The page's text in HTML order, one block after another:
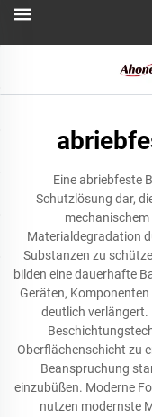
Eine abriebfeste
Schutzlösung dar,
Materialdegradation
Substanzen zu
bilden eine dauerhafte
Geräten,
deutlich verlängert.
Oberflächenschicht zu
Beanspruchung
einzubüßen. Moderne
nutzen modernste